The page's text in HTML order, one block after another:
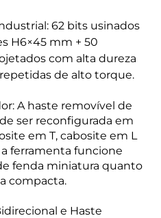
62 bits usinados
H6×45 mm + 50
com alta dureza
de alto torque.
A haste removível de
ser reconfigurada em
em T, cabosite em L
ferramenta funcione
fenda miniatura quanto
compacta.
e Haste